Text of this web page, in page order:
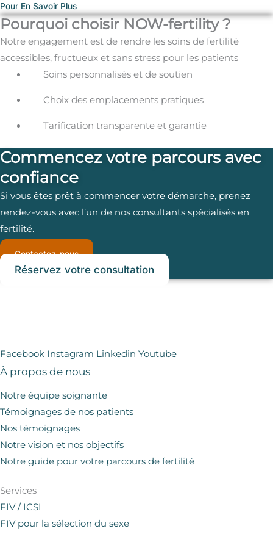
Pour En Savoir Plus
Pourquoi choisir NOW-fertility ?
Notre engagement est de rendre les soins de fertilité
accessibles, fructueux et sans stress pour les patients
Soins personnalisés et de soutien
Choix des emplacements pratiques
Tarification transparente et garantie
Commencez votre parcours avec
confiance
Si vous êtes prêt à commencer votre démarche, prenez
rendez-vous avec l’un de nos consultants spécialisés en
fertilité.
Contactez-nous
Réservez votre consultation
Facebook Instagram Linkedin Youtube
À propos de nous
Notre équipe soignante
Témoignages de nos patients
Nos témoignages
Notre vision et nos objectifs
Notre guide pour votre parcours de fertilité
Services
FIV / ICSI
FIV pour la sélection du sexe